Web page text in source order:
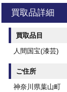
買取品詳細
買取品目
人間国宝(漆芸)
ご住所
神奈川県葉山町